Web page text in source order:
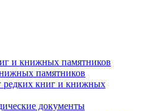
и книжных памятников
памятников
редких книг и книжных
документы